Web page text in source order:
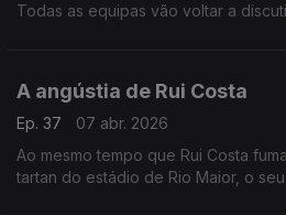
Todas as equipas vão voltar a
A angústia de Rui Costa
Ep. 37
07 abr. 2026
Ao mesmo tempo que Rui Costa
tartan do estádio de Rio Maior, o